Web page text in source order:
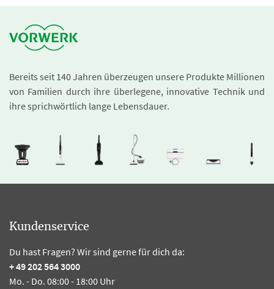
Bereits seit 140 Jahren überzeugen unsere Produkte Millionen
von Familien durch ihre überlegene, innovative Technik und
ihre sprichwörtlich lange Lebensdauer.
Kundenservice
Du hast Fragen? Wir sind gerne für dich da:
+ 49 202 564 3000
Mo. - Do. 08:00 - 18:00 Uhr